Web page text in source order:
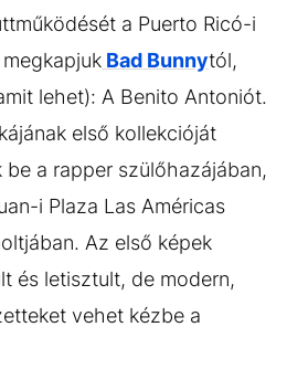
a Puerto Ricó-i
Bad Bunnytól,
lehet): A Benito Antoniót.
első kollekcióját
a rapper szülőhazájában,
i Plaza Las Américas
Az első képek
és letisztult, de modern,
vehet kézbe a